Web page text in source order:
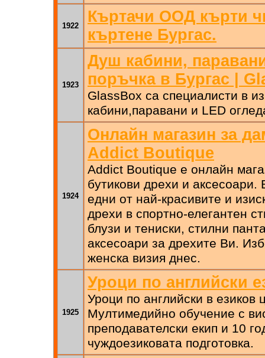
1922
Къртачи ООД кърти
къртене Бургас.
1923
Душ кабини,
поръчка в Бургас |
GlassBox са специалисти в
кабини,паравани и LED
1924
Онлайн магазин за
Addict Boutique
Addict Boutique е онлайн
бутикови дрехи и
едни от най-красивите и
дрехи в спортно-елегантен
блузи и тениски, стилни
аксесоари за дрехите Ви.
женска визия днес.
1925
Уроци по английски
Уроци по английски в
Мултимедийно обучение с
преподавателски екип и 10
чуждоезиковата подготовка.